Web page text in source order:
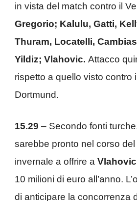
in vista del match contro il
Gregorio; Kalulu, Gatti,
Thuram, Locatelli,
Yildiz; Vlahovic. Attacco
rispetto a quello visto contro
Dortmund.
15.29 – Secondo fonti
sarebbe pronto nel corso del
invernale a offrire a Vlahovic
10 milioni di euro all’anno.
di anticipare la concorrenza